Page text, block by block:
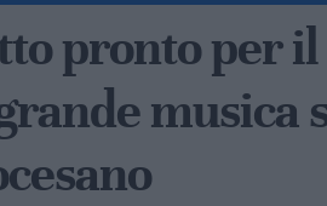
pronto per
musica